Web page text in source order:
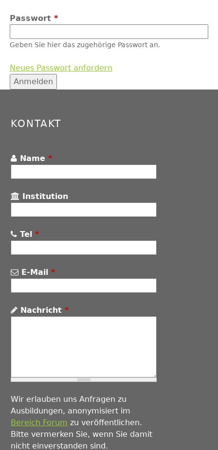
Passwort *
Geben Sie hier das zugehörige Passwort an.
Neues Passwort anfordern
Back
to
KONTAKT
Name*
Institution
Tel*
E-Mail*
Nachricht*
Wir erlauben uns Anfragen zu
Ausbildungen, anonymisiert im
Bereich Forum zu veröffentlichen.
Bitte vermerken Sie, wenn Sie damit
nicht einverstanden sind.